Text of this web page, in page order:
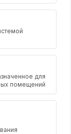
для
помещений